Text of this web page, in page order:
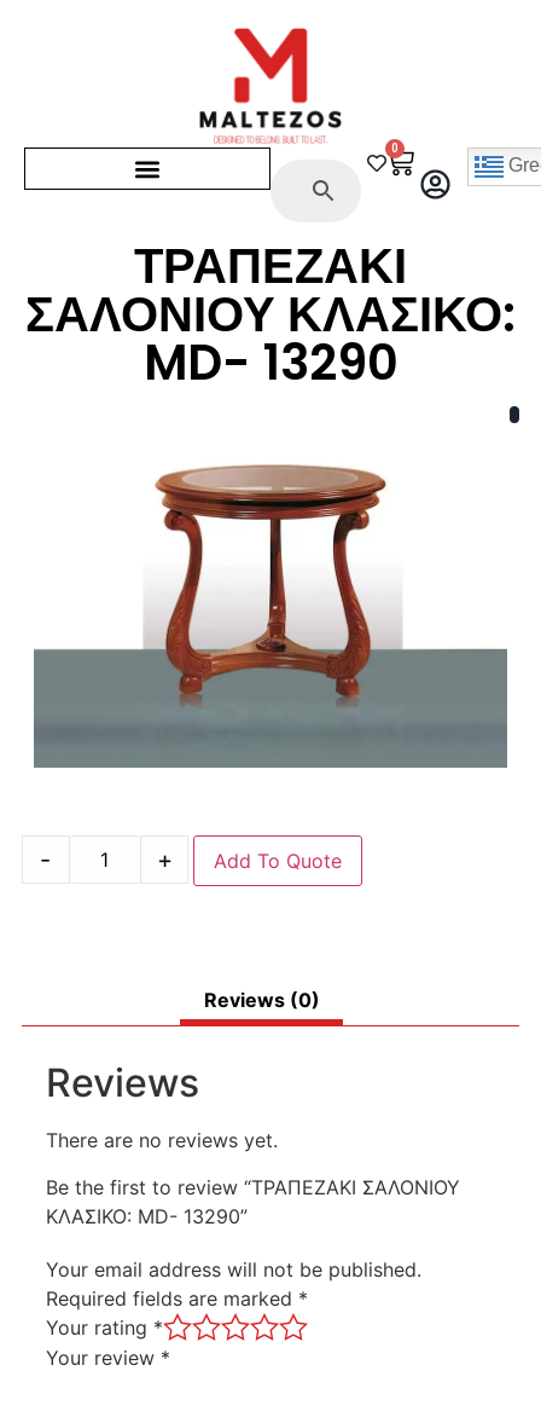
0
ΤΡΑΠΕΖΑΚΙ
ΣΑΛΟΝΙΟΥ ΚΛΑΣΙΚΟ:
MD- 13290
- + Add To Quote
Reviews (0)
Reviews
There are no reviews yet.
Be the first to review “ΤΡΑΠΕΖΑΚΙ ΣΑΛΟΝΙΟΥ
ΚΛΑΣΙΚΟ: MD- 13290”
Your email address will not be published.
Required fields are marked *
Your rating *
Your review *